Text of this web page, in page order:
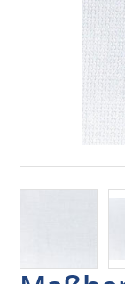
Kundenservice
News &